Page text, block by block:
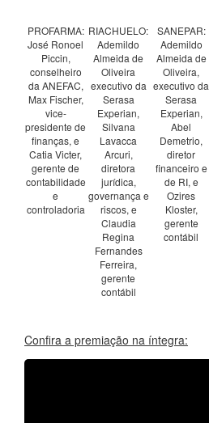
PROFARMA:
José Ronoel
Piccin,
conselheiro
da ANEFAC,
Max Fischer,
vice-
presidente de
finanças, e
Catia Victer,
gerente de
contabilidade
e
controladoria
RIACHUELO:
Ademildo
Almeida de
Oliveira
executivo da
Serasa
Experian,
Silvana
Lavacca
Arcuri,
diretora
jurídica,
governança e
riscos, e
Claudia
Regina
Fernandes
Ferreira,
gerente
contábil
SANEPAR:
Ademildo
Almeida de
Oliveira,
executivo da
Serasa
Experian,
Abel
Demetrio,
diretor
financeiro e
de RI, e
Ozires
Kloster,
gerente
contábil
Confira a premiação na íntegra: